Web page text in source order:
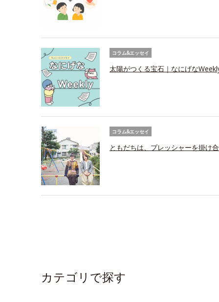
コラム&エッセイ
太陽がつくる宝石｜なにげな
コラム&エッセイ
ともだちは、プレッシャーを掛け
カテゴリで探す